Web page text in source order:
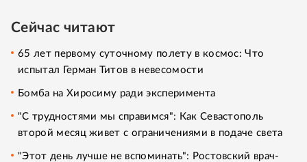
Сейчас читают
65 лет первому суточному полету в космос: Что
испытал Герман Титов в невесомости
Бомба на Хиросиму ради эксперимента
"С трудностями мы справимся": Как Севастополь
второй месяц живет с ограничениями в подаче света
"Этот день лучше не вспоминать": Ростовский врач-